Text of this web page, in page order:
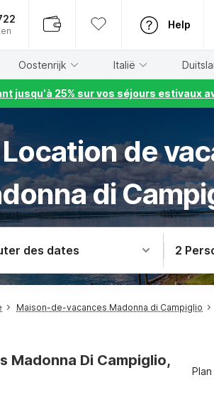
Help
Oostenrijk Italië
jusqu'à 25% sur vos séjours estivaux
de
di
des dates 2
Maison-de-vacances Madonna di Campiglio
Madonna Di Campiglio,